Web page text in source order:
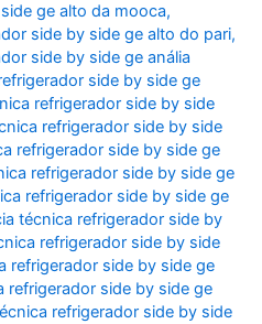
ge alto da mooca,
side by side ge alto do pari,
side by side ge anália
side by side ge
refrigerador side by side
refrigerador side by side
refrigerador side by side ge
refrigerador side by side ge
refrigerador side by side ge
técnica refrigerador side by
refrigerador side by side
refrigerador side by side ge
refrigerador side by side ge
refrigerador side by side